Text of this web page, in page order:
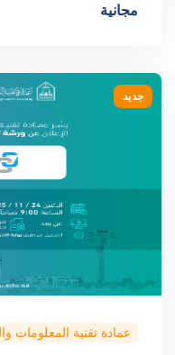
مجانية
جديد
عمادة تقنية المعلومات